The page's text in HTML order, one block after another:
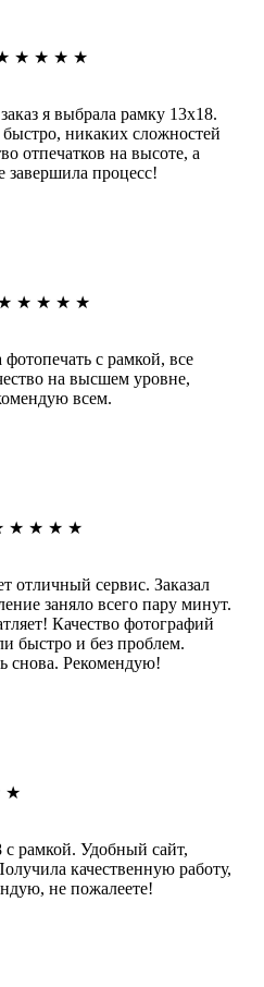
★ ★ ★ ★
я выбрала рамку 13х18.
никаких сложностей
отпечатков на высоте, а
завершила процесс!
★ ★ ★ ★
с рамкой, все
на высшем уровне,
всем.
★ ★ ★ ★
отличный сервис. Заказал
заняло всего пару минут.
Качество фотографий
быстро и без проблем.
снова. Рекомендую!
★
с рамкой. Удобный сайт,
качественную работу,
не пожалеете!